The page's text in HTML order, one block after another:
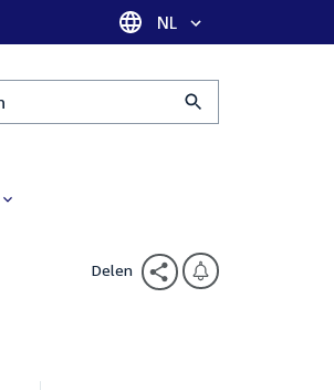
Taal selectie
NL
Delen